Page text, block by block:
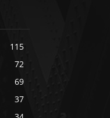
115
72
69
37